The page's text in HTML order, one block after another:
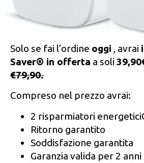
Solo se fai l’ordine oggi , avrai
Saver® in offerta a soli
€79,90.
Compreso nel prezzo avrai:
2 risparmiatori
Ritorno garantito
Soddisfazione garantita
Garanzia valida per 2 anni